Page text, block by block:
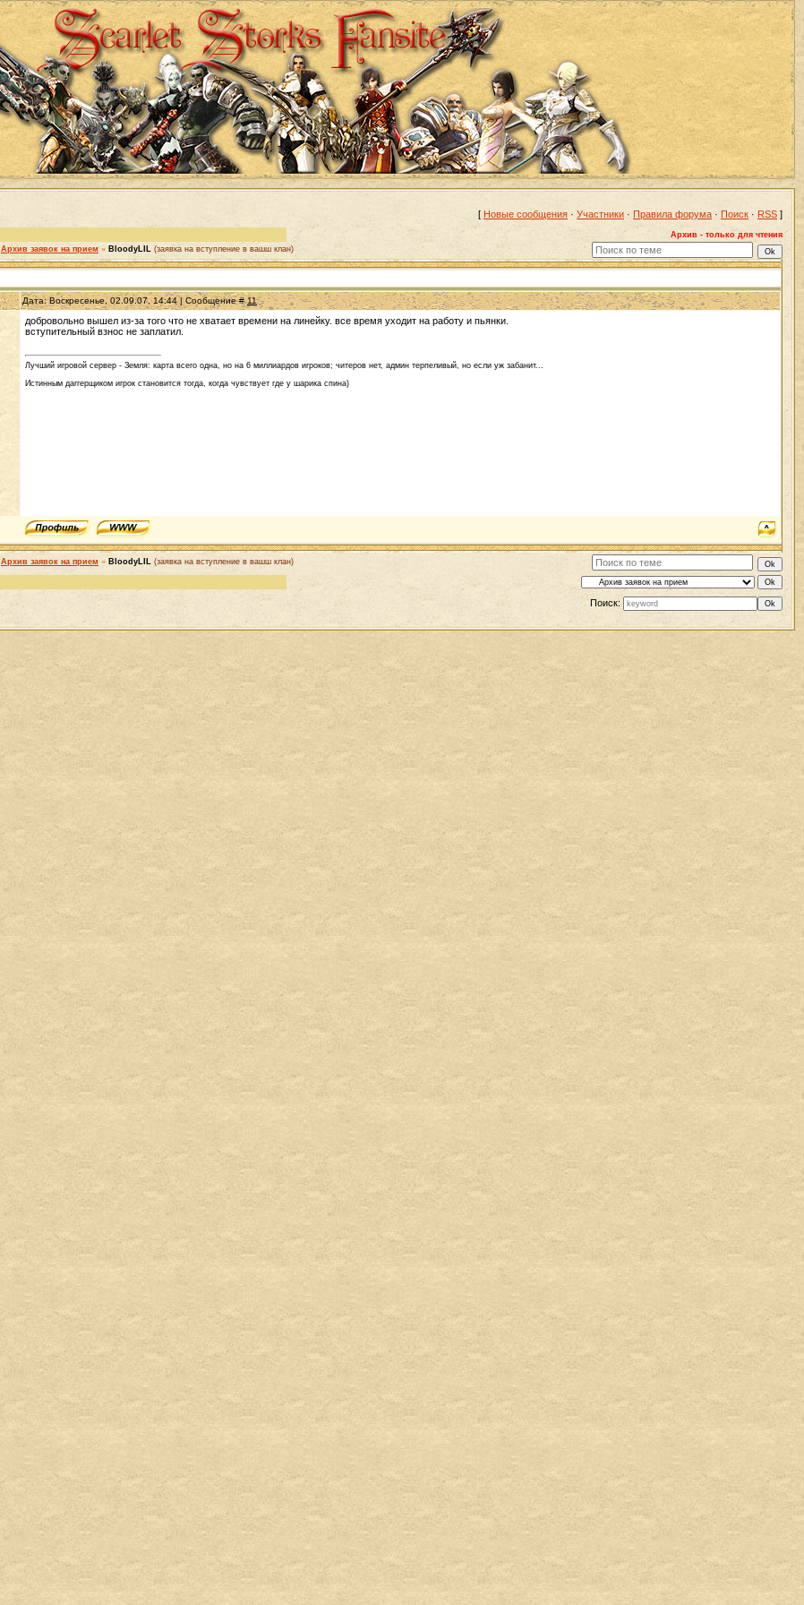
[ Новые сообщения · Участники · Правила форума · Поиск · RSS ]
Архив - только для чтения
Архив заявок на прием » BloodyLIL (заявка на вступление в вашш клан)
Дата: Воскресенье, 02.09.07, 14:44 | Сообщение #11
добровольно вышел из-за того что не хватает времени на линейку. все время уходит на работу и пьянки.
вступительный взнос не заплатил.
Лучший игровой сервер - Земля: карта всего одна, но на 6 миллиардов игроков; читеров нет, админ терпеливый, но если уж забанит...
Истинным даггерщиком игрок становится тогда, когда чувствует где у шарика спина)
Архив заявок на прием » BloodyLIL (заявка на вступление в вашш клан)
Поиск: